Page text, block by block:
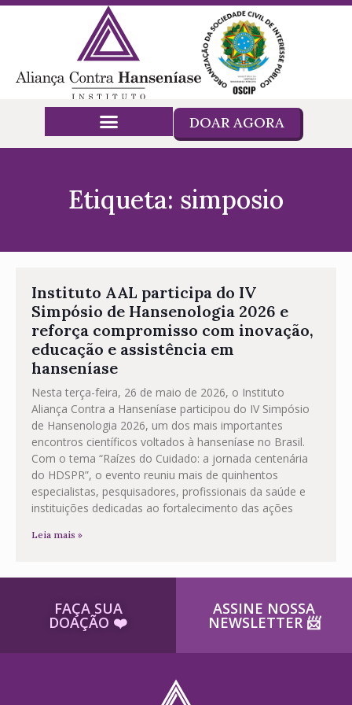
DOAR AGORA
Etiqueta: simposio
Instituto AAL participa do IV
Simpósio de Hansenologia 2026 e
reforça compromisso com inovação,
educação e assistência em
hanseníase
Nesta terça-feira, 26 de maio de 2026, o Instituto
Aliança Contra a Hanseníase participou do IV Simpósio
de Hansenologia 2026, um dos mais importantes
encontros científicos voltados à hanseníase no Brasil.
Com o tema “Raízes do Cuidado: a jornada centenária
do HDSPR”, o evento reuniu mais de quinhentos
especialistas, pesquisadores, profissionais da saúde e
instituições dedicadas ao fortalecimento das ações
Leia mais »
FAÇA SUA
DOAÇÃO ​❤️
ASSINE NOSSA
NEWSLETTER ​📨